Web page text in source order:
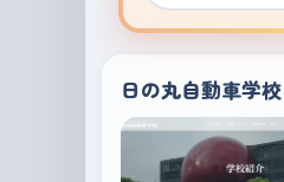
日の丸自動車学校